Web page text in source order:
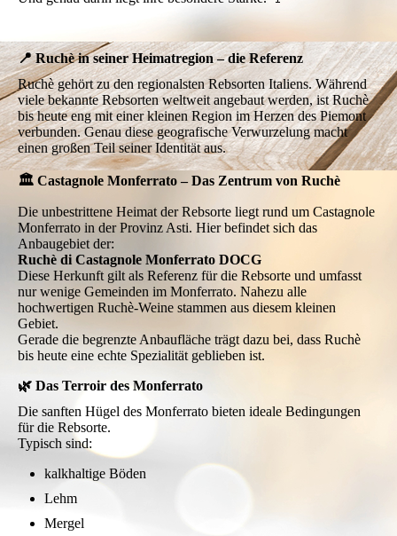
📍 Ruchè in seiner Heimatregion – die Referenz
Ruchè gehört zu den regionalsten Rebsorten Italiens. Während
viele bekannte Rebsorten weltweit angebaut werden, ist Ruchè
bis heute eng mit einer kleinen Region im Herzen des Piemont
verbunden. Genau diese geografische Verwurzelung macht
einen großen Teil seiner Identität aus.
🏛️ Castagnole Monferrato – Das Zentrum von Ruchè
Die unbestrittene Heimat der Rebsorte liegt rund um Castagnole
Monferrato in der Provinz Asti. Hier befindet sich das
Anbaugebiet der:
Ruchè di Castagnole Monferrato DOCG
Diese Herkunft gilt als Referenz für die Rebsorte und umfasst
nur wenige Gemeinden im Monferrato. Nahezu alle
hochwertigen Ruchè-Weine stammen aus diesem kleinen
Gebiet.
Gerade die begrenzte Anbaufläche trägt dazu bei, dass Ruchè
bis heute eine echte Spezialität geblieben ist.
🌿 Das Terroir des Monferrato
Die sanften Hügel des Monferrato bieten ideale Bedingungen
für die Rebsorte.
Typisch sind:
kalkhaltige Böden
Lehm
Mergel